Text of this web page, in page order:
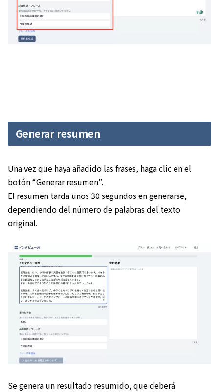
Generar resumen
Una vez que haya añadido las frases, haga clic en el
botón “Generar resumen”.
El resumen tarda unos 30 segundos en generarse,
dependiendo del número de palabras del texto
original.
Se genera un resultado resumido, que deberá